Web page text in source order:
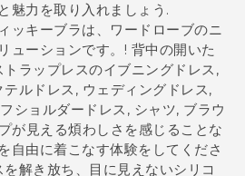
魅力を取り入れましょう.
ッキーブラは、ワードローブのニ
ューションです。! 背中の開いた
トラップレスのイブニングドレス,
ルドレス, ウェディングドレス,
ショルダードレス, シャツ, ブラウ
が見える煩わしさを感じることな
自由に着こなす体験をしてくださ
解き放ち、目に見えないシリコ